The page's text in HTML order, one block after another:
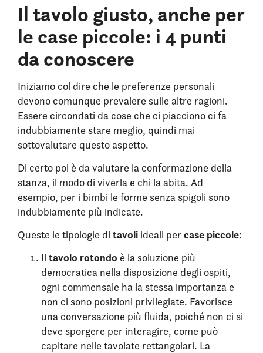
Il tavolo giusto, anche per
le case piccole: i 4 punti
da conoscere
Iniziamo col dire che le preferenze personali
devono comunque prevalere sulle altre ragioni.
Essere circondati da cose che ci piacciono ci fa
indubbiamente stare meglio, quindi mai
sottovalutare questo aspetto.
Di certo poi è da valutare la conformazione della
stanza, il modo di viverla e chi la abita. Ad
esempio, per i bimbi le forme senza spigoli sono
indubbiamente più indicate.
Queste le tipologie di tavoli ideali percase piccole:
Il tavolo rotondo è la soluzione più
democratica nella disposizione degli ospiti,
ogni commensale ha la stessa importanza e
non ci sono posizioni privilegiate. Favorisce
una conversazione più fluida, poiché non ci si
deve sporgere per interagire, come può
capitare nelle tavolate rettangolari. La